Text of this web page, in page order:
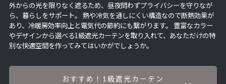
外からの光を限りなく遮るため、昼夜問わずプライバシーを守りなが
ら、暮らしをサポート。 熱や冷気を通しにくい構造なので断熱効果が
あり、冷暖房効率向上と電気代の節約にも繋がります。 豊富なカラー
やデザインから選べる1級遮光カーテンを取り入れて、あなただけの特
別な快適空間を作ってみてはいかがでしょうか。
おすすめ！1級遮光カーテン